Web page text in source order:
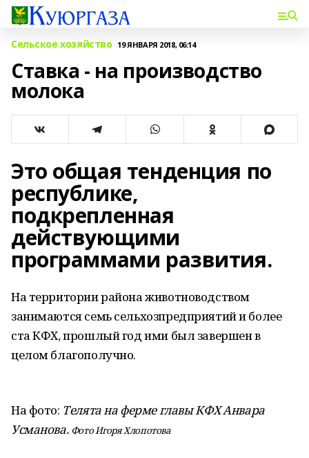
Сельское хозяйство 19 ЯНВАРЯ 2018, 06:14
Ставка - на производство
молока
Это общая тенденция по
республике,
подкрепленная
действующими
программами развития.
На территории района животноводством
занимаются семь сельхозпредприятий и более
ста КФХ, прошлый год ими был завершен в
целом благополучно.
На фото: Телята на ферме главы КФХ Анвара
Усманова. Фото Игоря Хлопотова